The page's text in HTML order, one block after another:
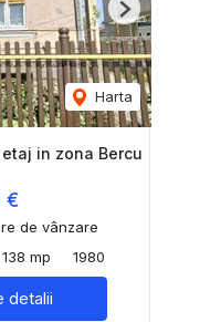
Harta
Next
etaj in zona Bercu
€
de vânzare
138 mp 1980
detalii